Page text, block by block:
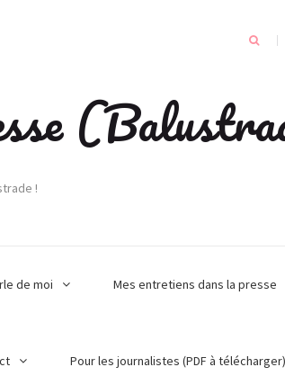
!
de moi Mes entretiens dans la presse
Pour les journalistes (PDF à télécharger)